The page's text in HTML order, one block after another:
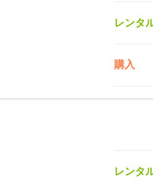
レンタ
購入
レンタ